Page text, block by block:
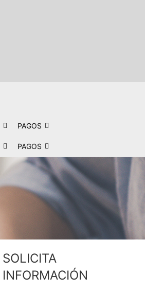
PAGOS
PAGOS
SOLICITA
INFORMACIÓN